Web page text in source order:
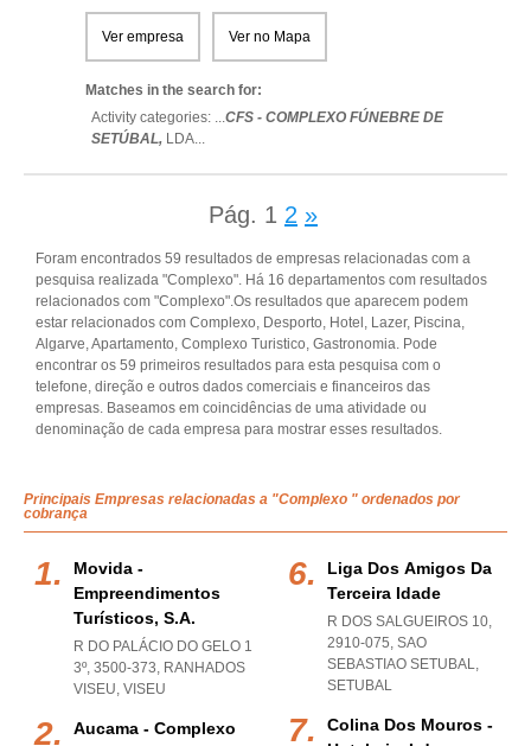
Ver empresa Ver no Mapa
Matches in the search for:
Activity categories: ...CFS - COMPLEXO FÚNEBRE DE
SETÚBAL, LDA...
Pág. 1 2 »
Foram encontrados 59 resultados de empresas relacionadas com a
pesquisa realizada "Complexo". Há 16 departamentos com resultados
relacionados com "Complexo".Os resultados que aparecem podem
estar relacionados com Complexo, Desporto, Hotel, Lazer, Piscina,
Algarve, Apartamento, Complexo Turistico, Gastronomia. Pode
encontrar os 59 primeiros resultados para esta pesquisa com o
telefone, direção e outros dados comerciais e financeiros das
empresas. Baseamos em coincidências de uma atividade ou
denominação de cada empresa para mostrar esses resultados.
Principais Empresas relacionadas a "Complexo " ordenados por
cobrança
Movida -
Empreendimentos
Turísticos, S.a.
R DO PALÁCIO DO GELO 1
3º, 3500-373, RANHADOS
VISEU, VISEU
Aucama - Complexo
Liga Dos Amigos Da
Terceira Idade
R DOS SALGUEIROS 10,
2910-075, SAO
SEBASTIAO SETUBAL,
SETUBAL
Colina Dos Mouros -